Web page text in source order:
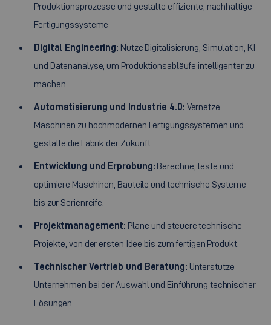
Produktionsprozesse und gestalte effiziente, nachhaltige
Fertigungssysteme
Digital Engineering: Nutze Digitalisierung, Simulation, KI
und Datenanalyse, um Produktionsabläufe intelligenter zu
machen.
Automatisierung und Industrie 4.0: Vernetze
Maschinen zu hochmodernen Fertigungssystemen und
gestalte die Fabrik der Zukunft.
Entwicklung und Erprobung: Berechne, teste und
optimiere Maschinen, Bauteile und technische Systeme
bis zur Serienreife.
Projektmanagement: Plane und steuere technische
Projekte, von der ersten Idee bis zum fertigen Produkt.
Technischer Vertrieb und Beratung: Unterstütze
Unternehmen bei der Auswahl und Einführung technischer
Lösungen.